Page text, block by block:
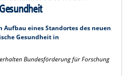
Aufbau eines Standortes des neuen
Gesundheit in
Bundesförderung für Forschung